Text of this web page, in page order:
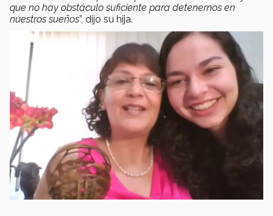
que no hay obstáculo suficiente para detenernos en
nuestros sueños”, dijo su hija.